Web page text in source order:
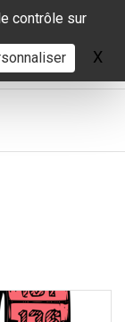
contrôle sur
X